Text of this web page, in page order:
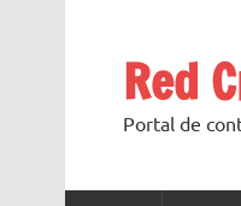
Red
Portal de